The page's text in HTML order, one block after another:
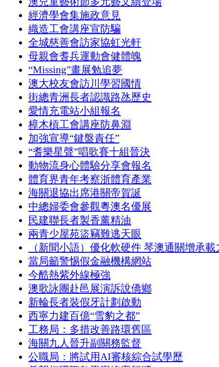
經濟學會集施政意見
織造工會講座宣防騙
全城慈善會訪家協虹光軒
母親會耆兵運動會健體魄
“Missing”畫展勉追夢
澳大校友會訪川學習國情
街總青洲長者認識路氹歷史
愛情充電站小組報名
樟木槓工會講座防鼻淵
加強宣導“鍵盤責任”
“耆樂星聲”唱歌賽十組晉決
動物流身心體驗分享會報名
體育界青年考察浙體育產業
海關退協出席港關帝賀誕
中總婦委會參觀粵澳名優展
民建聯長者製香薰精油
兩青少屋苑盜竊難逃天眼
（新聞小語）優化軟硬件 琴澳通關增承載
當局籲警惕假金融機構網站
今酷熱紫外線極強
澳歌詠團赴邑展演訴說僑鄉
新輪長者裝假牙計劃啟動
西寧力建百億“雪豹之都”
工務局：多措改善路環舊區
海關九人晉升副關務監督
公職局：將試用AI審核綜合試學歷